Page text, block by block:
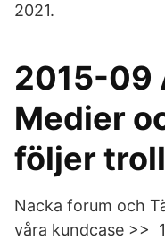
2021.
2015-09
Medier
följer
Nacka forum och
våra kundcase >>